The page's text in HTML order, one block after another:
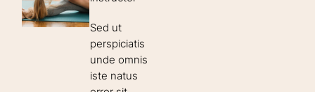
Sed ut
perspiciatis
unde omnis
iste natus